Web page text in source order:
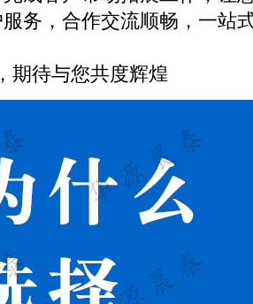
务，合作交流顺畅，一站
期待与您共度辉煌